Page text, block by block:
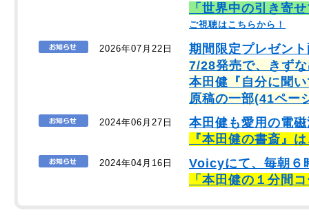
「世界中の引き寄
ご視聴はこちらから！
2026年07月22日
期間限定プレゼン
7/28発売で、きず
本田健『自分に聞
原稿の一部(41ペー
2024年06月27日
本田健も愛用の電
『本田健の書斎』
2024年04月16日
Voicyにて、毎朝６
「本田健の１分間